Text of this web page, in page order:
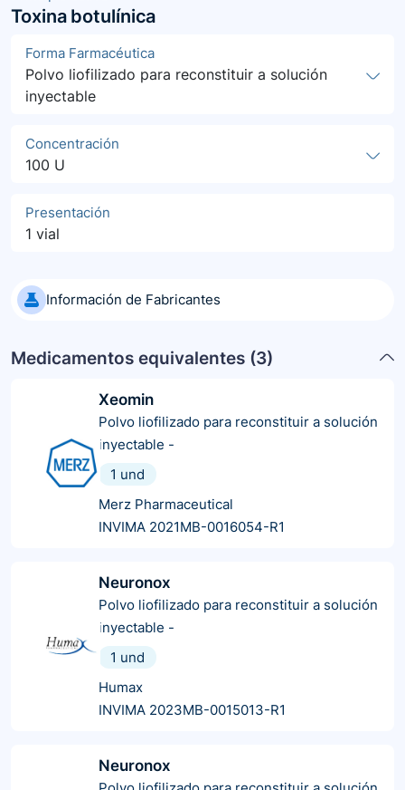
Toxina botulínica
Forma Farmacéutica
Polvo liofilizado para reconstituir a solución
inyectable
Concentración
100 U
Presentación
1 vial
Información de Fabricantes
Medicamentos equivalentes (3)
Xeomin
Polvo liofilizado para reconstituir a solución
inyectable -
1 und
Merz Pharmaceutical
INVIMA 2021MB-0016054-R1
Neuronox
Polvo liofilizado para reconstituir a solución
inyectable -
1 und
Humax
INVIMA 2023MB-0015013-R1
Neuronox